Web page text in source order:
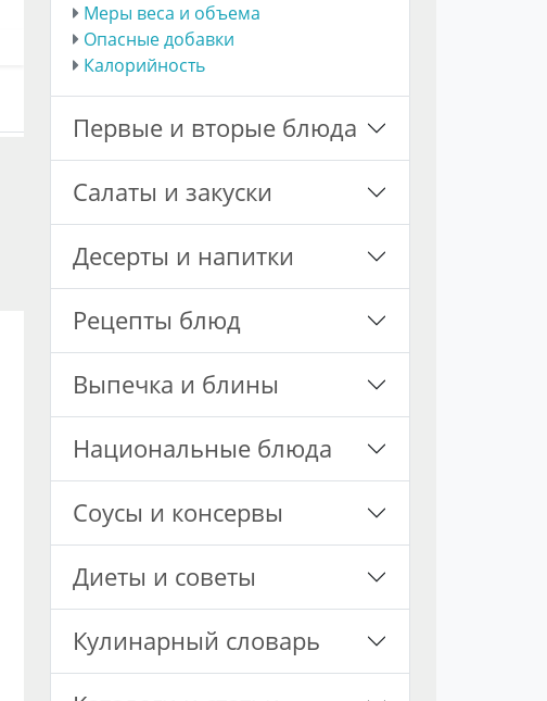
Меры веса и объема
Опасные добавки
Калорийность
Первые и вторые блюда
Салаты и закуски
Десерты и напитки
Рецепты блюд
Выпечка и блины
Национальные блюда
Соусы и консервы
Диеты и советы
Кулинарный словарь